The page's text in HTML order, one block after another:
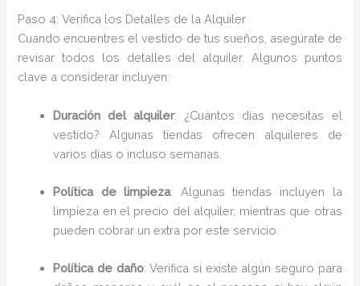
Paso 4: Verifica los Detalles de la Alquiler
Cuando encuentres el vestido de tus sueños, asegúrate de
revisar todos los detalles del alquiler. Algunos puntos
clave a considerar incluyen:
Duración del alquiler: ¿Cuántos días necesitas el
vestido? Algunas tiendas ofrecen alquileres de
varios días o incluso semanas.
Política de limpieza: Algunas tiendas incluyen la
limpieza en el precio del alquiler, mientras que otras
pueden cobrar un extra por este servicio.
Política de daño: Verifica si existe algún seguro para